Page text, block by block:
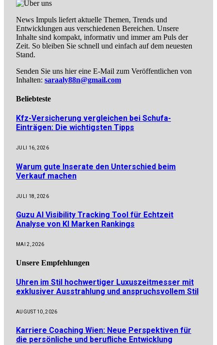
News Impuls liefert aktuelle Themen, Trends und
Entwicklungen aus verschiedenen Bereichen. Unsere
Inhalte sind kompakt, informativ und immer am Puls der
Zeit. So bleiben Sie schnell und einfach auf dem neuesten
Stand.
Senden Sie uns hier eine E-Mail zum Veröffentlichen von
Inhalten: saraaly88n@gmail.com
Beliebteste
Kfz-Versicherung vergleichen bei Schufa-
Einträgen: Die wichtigsten Tipps
JULI 16, 2026
Warum gute Inserate den Unterschied beim
Verkauf machen
JULI 18, 2026
Guzu AI Visibility Tracking Tool für Echtzeit
Analyse von KI Marken Rankings
MAI 2, 2026
Unsere Empfehlungen
Uhren im Stil hochwertiger Luxuszeitmesser mit
exklusiver Ausstrahlung und anspruchsvollem Stil
AUGUST 10, 2026
Karriere Coaching Wien: Neue Perspektiven für
die persönliche und berufliche Entwicklung